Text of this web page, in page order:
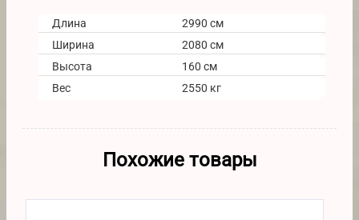
Длина
2990 см
Ширина
2080 см
Высота
160 см
Вес
2550 кг
Похожие товары